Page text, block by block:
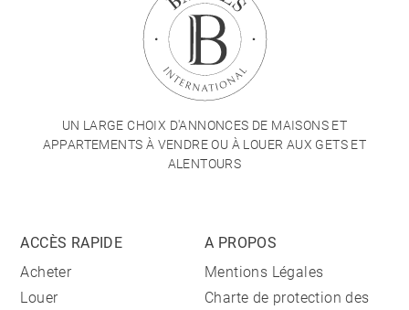
UN LARGE CHOIX D'ANNONCES DE MAISONS ET
APPARTEMENTS À VENDRE OU À LOUER AUX GETS ET
ALENTOURS
ACCÈS RAPIDE
Acheter
Louer
A PROPOS
Mentions Légales
Charte de protection des